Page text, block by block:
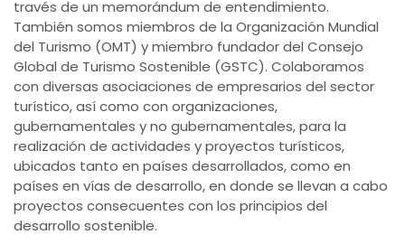
través de un memorándum de entendimiento.
También somos miembros de la Organización Mundial
del Turismo (OMT) y miembro fundador del Consejo
Global de Turismo Sostenible (GSTC). Colaboramos
con diversas asociaciones de empresarios del sector
turístico, así como con organizaciones,
gubernamentales y no gubernamentales, para la
realización de actividades y proyectos turísticos,
ubicados tanto en países desarrollados, como en
países en vías de desarrollo, en donde se llevan a cabo
proyectos consecuentes con los principios del
desarrollo sostenible.